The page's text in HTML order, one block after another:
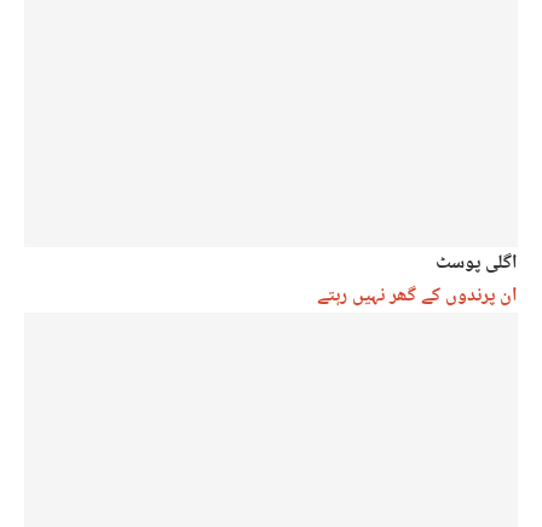
اگلی پوسٹ
ان پرندوں کے گھر نہیں رہتے